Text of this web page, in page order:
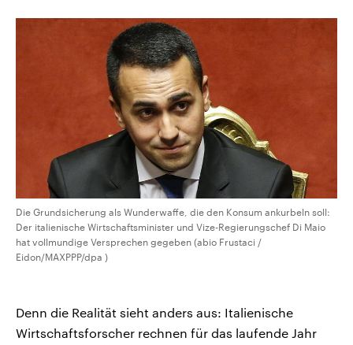
Die Grundsicherung als Wunderwaffe, die den Konsum ankurbeln soll:
Der italienische Wirtschaftsminister und Vize-Regierungschef Di Maio
hat vollmundige Versprechen gegeben (abio Frustaci /
Eidon/MAXPPP/dpa )
Denn die Realität sieht anders aus: Italienische
Wirtschaftsforscher rechnen für das laufende Jahr